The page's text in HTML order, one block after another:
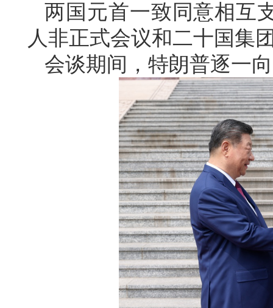
两国元首一致同意相互
人非正式会议和二十国集
会谈期间，特朗普逐一